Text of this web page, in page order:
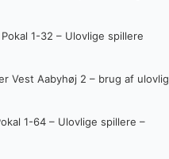
1-32 – Ulovlige spillere
Vest Aabyhøj 2 – brug af ulovlig
1-64 – Ulovlige spillere –